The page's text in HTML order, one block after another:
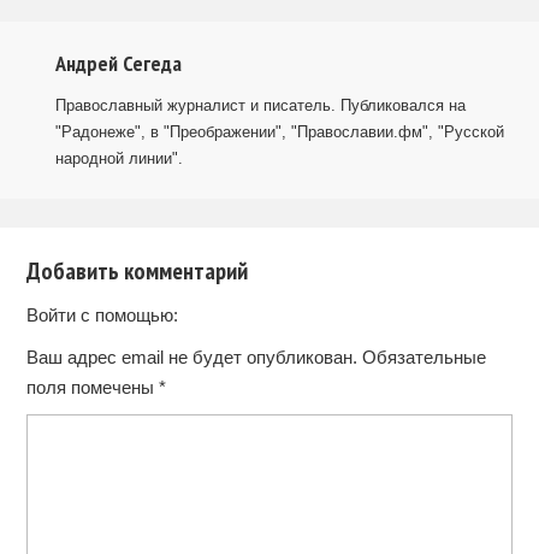
Андрей Сегеда
Православный журналист и писатель. Публиковался на
"Радонеже", в "Преображении", "Православии.фм", "Русской
народной линии".
Добавить комментарий
Войти с помощью:
Ваш адрес email не будет опубликован. Обязательные
поля помечены *